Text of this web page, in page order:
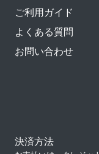
ご利用ガイド
よくある質問
お問い合わせ
決済方法